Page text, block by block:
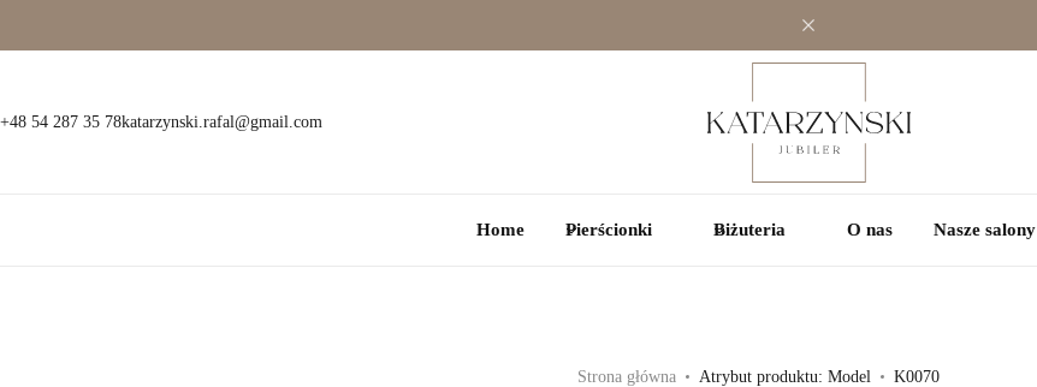
+48 54 287 35 78katarzynski.rafal@gmail.com
Home Pierścionki Biżuteria O nas Nasze salony
Strona główna Atrybut produktu: Model K0070